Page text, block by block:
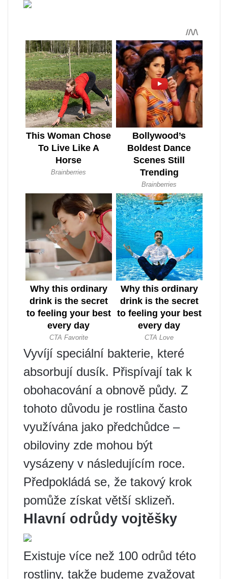
Vyvíjí speciální bakterie, které
absorbují dusík. Přispívají tak k
obohacování a obnově půdy. Z
tohoto důvodu je rostlina často
využívána jako předchůdce –
obiloviny zde mohou být
vysázeny v následujícím roce.
Předpokládá se, že takový krok
pomůže získat větší sklizeň.
Hlavní odrůdy vojtěšky
Existuje více než 100 odrůd této
rostliny, takže budeme zvažovat